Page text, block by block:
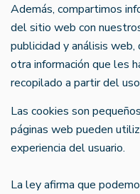
Además, compartimos
del sitio web con
publicidad y análisis web,
otra información que les
recopilado a partir del
Las cookies son
páginas web pueden
experiencia del usuario.
La ley afirma que